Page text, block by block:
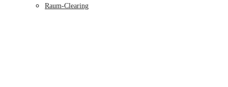
Raum-Clearing